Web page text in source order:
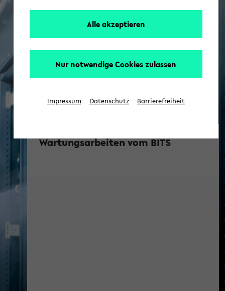
Wartungsarbeiten vom BITS
Alle akzeptieren
Nur notwendige Cookies zulassen
Impressum Datenschutz Barrierefreiheit